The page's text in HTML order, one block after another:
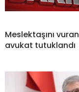
Meslektaşını vuran
avukat tutuklandı